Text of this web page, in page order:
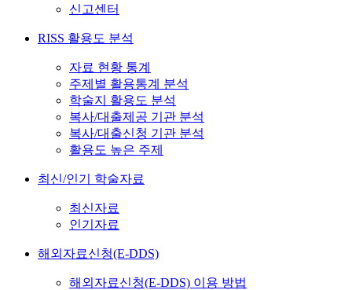
신고센터
RISS 활용도 분석
자료 현황 통계
주제별 활용통계 분석
학술지 활용도 분석
복사/대출제공 기관 분석
복사/대출신청 기관 분석
활용도 높은 주제
최신/인기 학술자료
최신자료
인기자료
해외자료신청(E-DDS)
해외자료신청(E-DDS) 이용 방법